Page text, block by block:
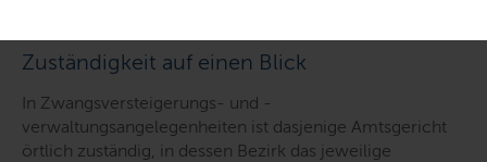
Zuständigkeit auf einen Blick
In Zwangsversteigerungs- und -
verwaltungsangelegenheiten ist dasjenige Amtsgericht
örtlich zuständig, in dessen Bezirk das jeweilige